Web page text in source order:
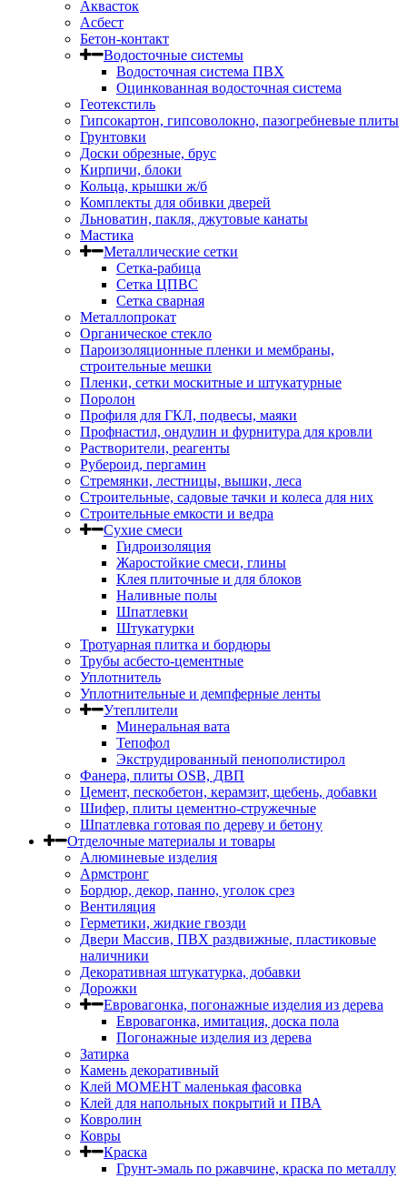
Аквасток
Асбест
Бетон-контакт
Водосточные системы
Водосточная система ПВХ
Оцинкованная водосточная система
Геотекстиль
Гипсокартон, гипсоволокно, пазогребневые плиты
Грунтовки
Доски обрезные, брус
Кирпичи, блоки
Кольца, крышки ж/б
Комплекты для обивки дверей
Льноватин, пакля, джутовые канаты
Мастика
Металлические сетки
Сетка-рабица
Сетка ЦПВС
Сетка сварная
Металлопрокат
Органическое стекло
Пароизоляционные пленки и мембраны,
строительные мешки
Пленки, сетки москитные и штукатурные
Поролон
Профиля для ГКЛ, подвесы, маяки
Профнастил, ондулин и фурнитура для кровли
Растворители, реагенты
Рубероид, пергамин
Стремянки, лестницы, вышки, леса
Строительные, садовые тачки и колеса для них
Строительные емкости и ведра
Сухие смеси
Гидроизоляция
Жаростойкие смеси, глины
Клея плиточные и для блоков
Наливные полы
Шпатлевки
Штукатурки
Тротуарная плитка и бордюры
Трубы асбесто-цементные
Уплотнитель
Уплотнительные и демпферные ленты
Утеплители
Минеральная вата
Тепофол
Экструдированный пенополистирол
Фанера, плиты OSB, ДВП
Цемент, пескобетон, керамзит, щебень, добавки
Шифер, плиты цементно-стружечные
Шпатлевка готовая по дереву и бетону
Отделочные материалы и товары
Алюминевые изделия
Армстронг
Бордюр, декор, панно, уголок срез
Вентиляция
Герметики, жидкие гвозди
Двери Массив, ПВХ раздвижные, пластиковые
наличники
Декоративная штукатурка, добавки
Дорожки
Евровагонка, погонажные изделия из дерева
Евровагонка, имитация, доска пола
Погонажные изделия из дерева
Затирка
Камень декоративный
Клей МОМЕНТ маленькая фасовка
Клей для напольных покрытий и ПВА
Ковролин
Ковры
Краска
Грунт-эмаль по ржавчине, краска по металлу